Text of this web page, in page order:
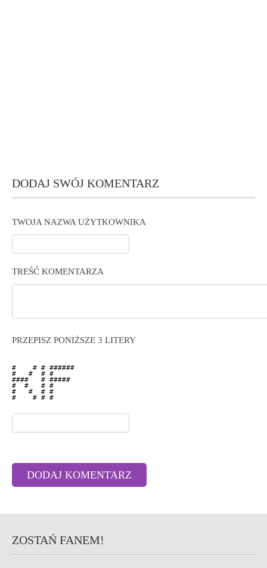
DODAJ SWÓJ KOMENTARZ
TWOJA NAZWA UŻYTKOWNIKA
TREŚĆ KOMENTARZA
PRZEPISZ PONIŻSZE 3 LITERY
#    # # ######
#   #  # #
####   # #####
#  #   # #
#   #  # #
#    # # #
ZOSTAŃ FANEM!